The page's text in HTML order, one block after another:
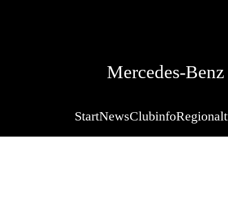
Mercedes-
StartNewsClubinfo